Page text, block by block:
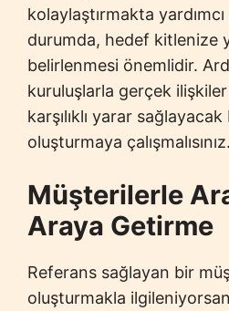
kolaylaştırmakta
durumda, hedef kitlenize
belirlenmesi önemlidir.
kuruluşlarla gerçek
karşılıklı yarar
oluşturmaya çalışmalısınız.
Müşterilerle
Araya Getirme
Referans sağlayan bir
oluşturmakla